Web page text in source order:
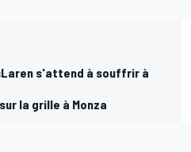
s'attend à souffrir à
la grille à Monza